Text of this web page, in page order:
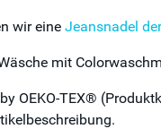
wir eine Jeansnadel
mit
OEKO-TEX®